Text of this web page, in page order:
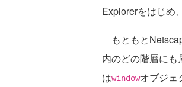
Explorerをはじめ
もともと
内のどの階層に
はwindowオブジェ